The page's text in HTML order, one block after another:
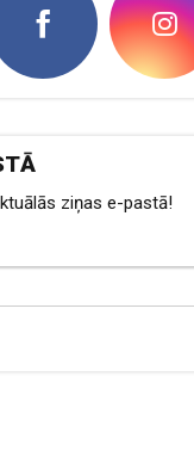
ziņas e-pastā!